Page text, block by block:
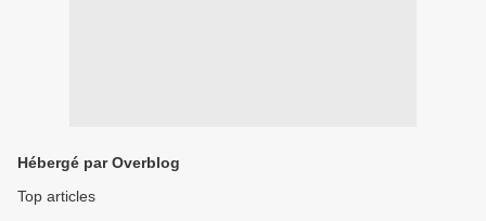
Hébergé par Overblog
Top articles